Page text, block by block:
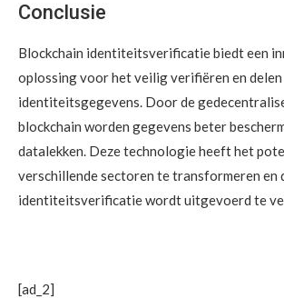
Conclusie
Blockchain identiteitsverificatie biedt een
oplossing voor het veilig verifiëren en delen
identiteitsgegevens. Door de
blockchain worden gegevens beter
datalekken. Deze technologie heeft het
verschillende sectoren te transformeren en
identiteitsverificatie wordt uitgevoerd te
[ad_2]